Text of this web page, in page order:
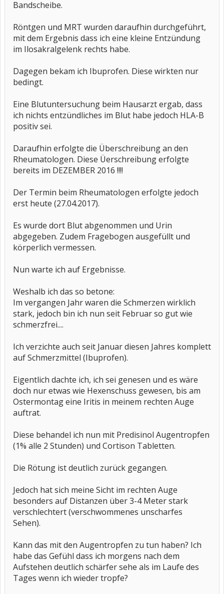
Bandscheibe.
Röntgen und MRT wurden daraufhin durchgeführt,
mit dem Ergebnis dass ich eine kleine Entzündung
im Ilosakralgelenk rechts habe.
Dagegen bekam ich Ibuprofen. Diese wirkten nur
bedingt.
Eine Blutuntersuchung beim Hausarzt ergab, dass
ich nichts entzündliches im Blut habe jedoch HLA-B
positiv sei.
Daraufhin erfolgte die Überschreibung an den
Rheumatologen. Diese Üerschreibung erfolgte
bereits im DEZEMBER 2016 !!!!
Der Termin beim Rheumatologen erfolgte jedoch
erst heute (27.04.2017).
Es wurde dort Blut abgenommen und Urin
abgegeben. Zudem Fragebogen ausgefüllt und
körperlich vermessen.
Nun warte ich auf Ergebnisse.
Weshalb ich das so betone:
Im vergangen Jahr waren die Schmerzen wirklich
stark, jedoch bin ich nun seit Februar so gut wie
schmerzfrei....
Ich verzichte auch seit Januar diesen Jahres komplett
auf Schmerzmittel (Ibuprofen).
Eigentlich dachte ich, ich sei genesen und es wäre
doch nur etwas wie Hexenschuss gewesen, bis am
Ostermontag eine Iritis in meinem rechten Auge
auftrat.
Diese behandel ich nun mit Predisinol Augentropfen
(1% alle 2 Stunden) und Cortison Tabletten.
Die Rötung ist deutlich zurück gegangen.
Jedoch hat sich meine Sicht im rechten Auge
besonders auf Distanzen über 3-4 Meter stark
verschlechtert (verschwommenes unscharfes
Sehen).
Kann das mit den Augentropfen zu tun haben? Ich
habe das Gefühl dass ich morgens nach dem
Aufstehen deutlich schärfer sehe als im Laufe des
Tages wenn ich wieder tropfe?